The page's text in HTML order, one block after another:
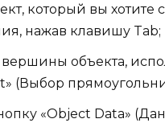
который вы
нажав клавишу Tab;
объекта,
(Выбор
«Object Data»